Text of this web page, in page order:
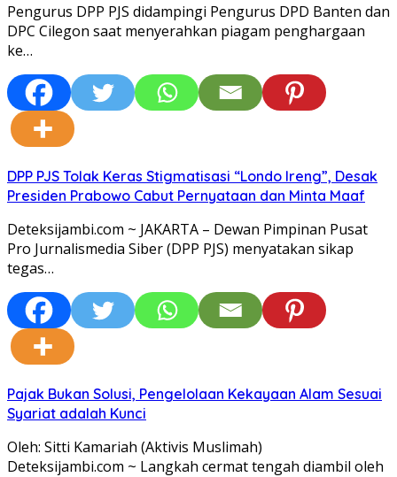
Pengurus DPP PJS didampingi Pengurus DPD Banten dan
DPC Cilegon saat menyerahkan piagam penghargaan
ke…
DPP PJS Tolak Keras Stigmatisasi “Londo Ireng”, Desak
Presiden Prabowo Cabut Pernyataan dan Minta Maaf
Deteksijambi.com ~ JAKARTA – Dewan Pimpinan Pusat
Pro Jurnalismedia Siber (DPP PJS) menyatakan sikap
tegas…
Pajak Bukan Solusi, Pengelolaan Kekayaan Alam Sesuai
Syariat adalah Kunci
Oleh: Sitti Kamariah (Aktivis Muslimah)
Deteksijambi.com ~ Langkah cermat tengah diambil oleh